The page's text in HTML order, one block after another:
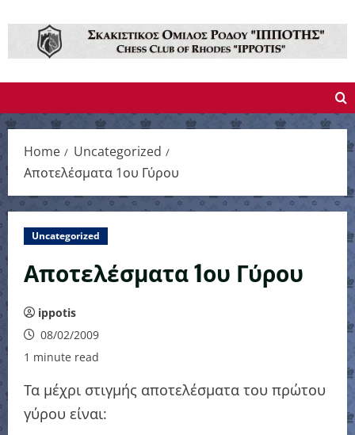
content
Home
Uncategorized
Αποτελέσματα 1ου Γύρου
Uncategorized
Αποτελέσματα 1ου Γύρου
ippotis
08/02/2009
1 minute read
Τα μέχρι στιγμής αποτελέσματα του πρώτου
γύρου είναι: